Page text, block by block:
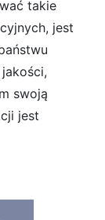
takie
jest
swoją
jest